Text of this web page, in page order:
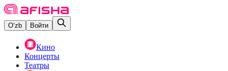
O‘zb Войти
Кино
Концерты
Театры